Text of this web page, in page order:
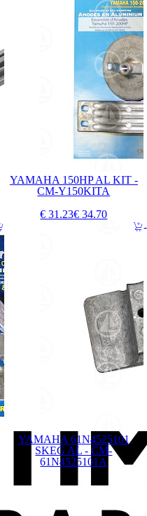
YAMAHA 150HP AL KIT -
CM-Y150KITA
€ 31.23€ 34.70
YAMAHA 61N4525101
SKEG AL - CM-
61N4525101A